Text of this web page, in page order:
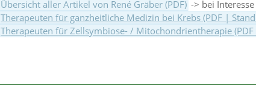
Übersicht aller Artikel von René Gräber (PDF) -> bei
Therapeuten für ganzheitliche Medizin bei Krebs (PDF |
Therapeuten für Zellsymbiose- / Mitochondrientherapie